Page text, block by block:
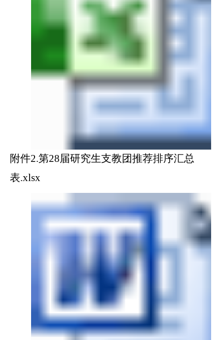
附件2.第28届研究生支教团推荐排序汇总
表.xlsx